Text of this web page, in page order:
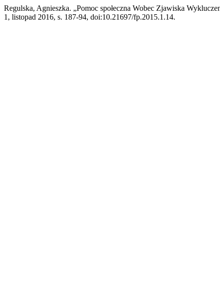
Regulska, Agnieszka. „Pomoc społeczna Wobec Zjawiska
1, listopad 2016, s. 187-94, doi:10.21697/fp.2015.1.14.